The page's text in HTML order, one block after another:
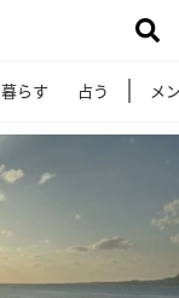
暮らす 占う メ